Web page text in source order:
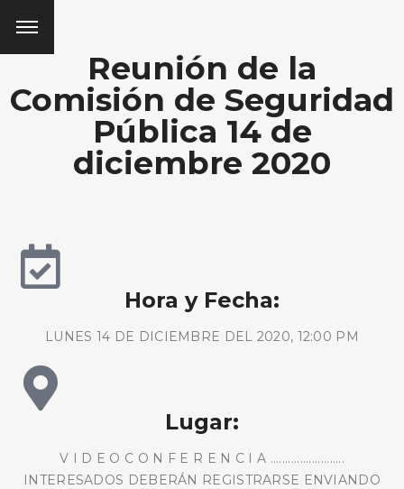
Reunión de la
Comisión de Seguridad
Pública 14 de
diciembre 2020
Hora y Fecha:
LUNES 14 DE DICIEMBRE DEL 2020, 12:00 PM
Lugar:
V I D E O C O N F E R E N C I A .........................
INTERESADOS DEBERÁN REGISTRARSE ENVIANDO